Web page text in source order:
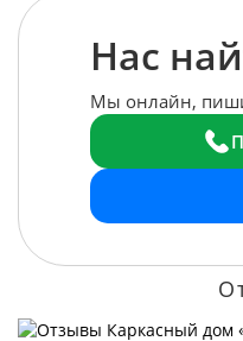
Нас
Мы онлайн,